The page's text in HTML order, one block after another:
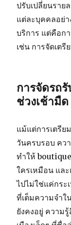
ปรับเปลี่ยนราย
แต่ละบุคคลอย่า
บริการ แต่คือก
เช่น การจัดเต
การจัดรถ
ช่วงเช้ามืด
แม้แต่การเตรีย
วันครบรอบ คว
ทำให้
ใครเหมือน แล
ไปไม่ใช่แค่กระ
ที่เต็มความจำใ
ยังคงอยู่ ความรู้